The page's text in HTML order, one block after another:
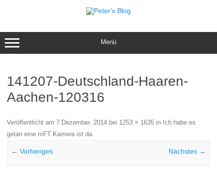
Menü
141207-Deutschland-Haaren-
Aachen-120316
Veröffentlicht am 7.Dezember. 2014 bei 1253 × 1635 in Ich habe es
getan eine mFT Kamera ist da.
← Vorheriges Nächstes →